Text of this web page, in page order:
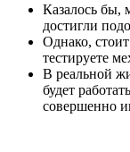
Казалось бы,
достигли
Однако,
тестируете
В реальной
будет
совершенно